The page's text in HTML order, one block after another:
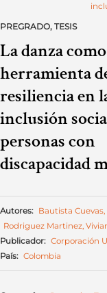
PREGRADO, TESIS
La danza como
herramienta
resiliencia en
inclusión
personas con
discapacidad
Autores: Bautista
Rodriguez Martinez,
Publicador: Corporación
País: Colombia